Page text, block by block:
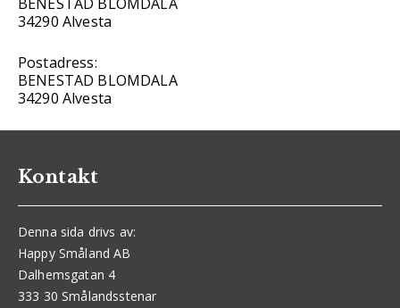
34290 Alvesta
Postadress:
BENESTAD BLOMDALA
34290 Alvesta
Kontakt
Denna sida drivs av:
Happy Småland AB
Dalhemsgatan 4
333 30 Smålandsstenar